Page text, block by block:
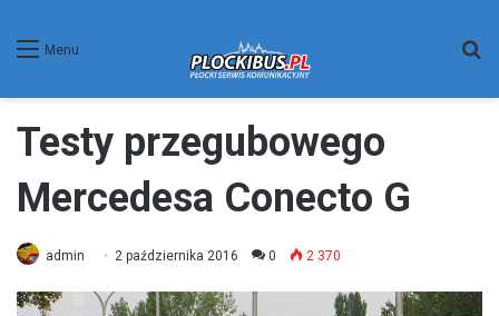
Menu
Testy przegubowego
Mercedesa Conecto G
admin 2 października 2016 0 2 370